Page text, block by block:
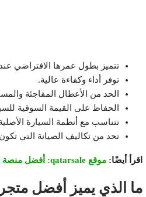
تتميز بطول عمرها الافتراضي عند
توفر أداء وكفاءة عالية.
الحد من الأعطال المفاجئة
الحفاظ على القيمة السوقية
تتناسب مع أنظمة السيارة
تحد من تكاليف الصيانة التي
اقرأ أيضًا: موقع qatarsale: أفضل منصة لبيع وشراء السيارات المستعملة في الخليج
ما الذي يميز أفضل